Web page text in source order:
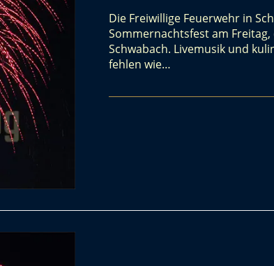
Die Freiwillige Feuerwehr in
Sommernachtsfest am Freitag,
Schwabach. Livemusik und
fehlen wie…